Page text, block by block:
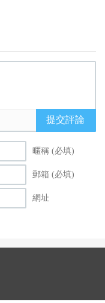
提交評論
暱稱 (必填)
郵箱 (必填)
網址